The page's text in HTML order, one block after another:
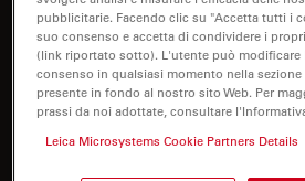
Prezzo
Ho bisogno di una
informazioni sul
pubblicitarie. Facendo clic su "Accetta tutti i
suo consenso e accetta di condividere i
(link riportato sotto). L'utente può modificare
consenso in qualsiasi momento nella
presente in fondo al nostro sito Web. Per
prassi da noi adottate, consultare
Leica Microsystems Cookie Partners Details